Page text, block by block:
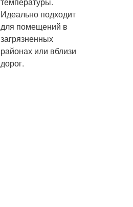
Идеально подходит
для помещений в
загрязненных
районах или вблизи
дорог.